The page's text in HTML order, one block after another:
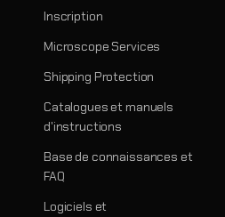
Inscription
Microscope Services
Shipping Protection
Catalogues et manuels
d'instructions
Base de connaissances et
FAQ
Logiciels et